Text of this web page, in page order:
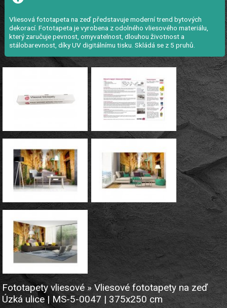
Vliesová fototapeta na zeď představuje moderní trend bytových
dekorací. Fototapeta je vyrobena z odolného vliesového materiálu,
který zaručuje pevnost, omyvatelnost, dlouhou životnost a
stálobarevnost, díky UV digitálnímu tisku. Skládá se z 5 pruhů.
Fototapety vliesové » Vliesové fototapety na zeď
Úzká ulice | MS-5-0047 | 375x250 cm